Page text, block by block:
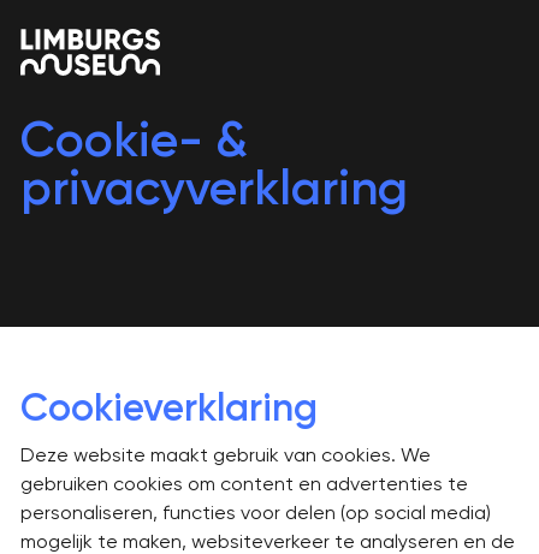
Cookie- &
privacyverklaring
Cookieverklaring
Deze website maakt gebruik van cookies. We
gebruiken cookies om content en advertenties te
personaliseren, functies voor delen (op social media)
mogelijk te maken, websiteverkeer te analyseren en de